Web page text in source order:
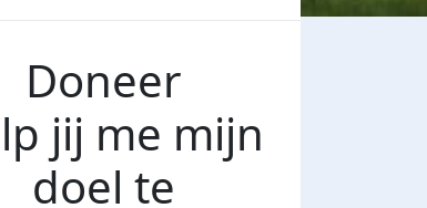
Doneer
jij me mijn
doel te